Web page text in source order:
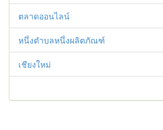
ตลาดออนไลน์
หนึ่งตำบลหนึ่งผลิตภัณฑ์
เชียงใหม่